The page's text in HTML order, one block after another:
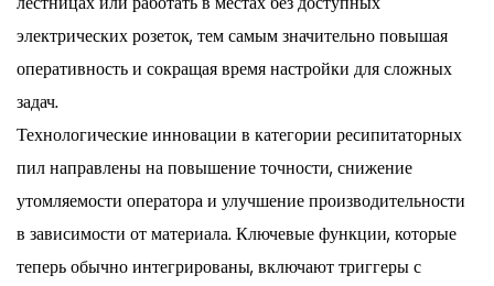
электрических розеток, тем самым значительно повышая
оперативность и сокращая время настройки для сложных
задач.
Технологические инновации в категории ресипитаторных
пил направлены на повышение точности, снижение
утомляемости оператора и улучшение производительности
в зависимости от материала. Ключевые функции, которые
теперь обычно интегрированы, включают триггеры с